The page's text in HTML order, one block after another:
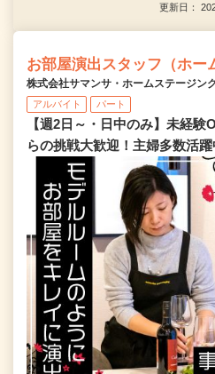
更新日：
お部屋演出スタッフ（ホー
株式会社サマンサ・ホームステージン
アルバイト パート
【週2日～・日中のみ】未経
らの挑戦大歓迎！主婦多数活